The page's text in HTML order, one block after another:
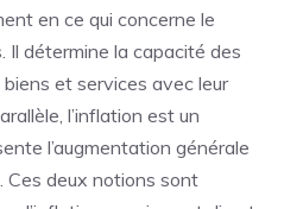
en ce qui concerne le
Il détermine la capacité des
et services avec leur
l’inflation est un
l’augmentation générale
Ces deux notions sont